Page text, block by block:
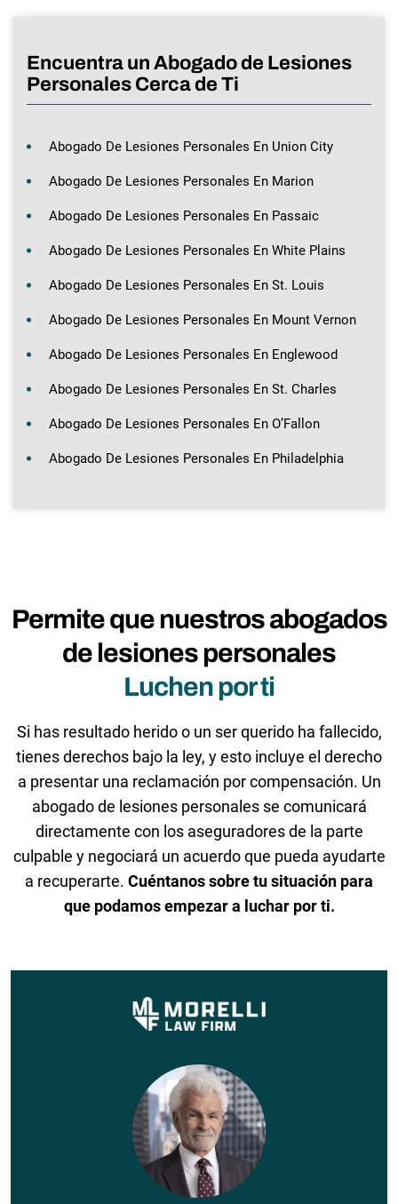
Encuentra un Abogado de Lesiones
Personales Cerca de Ti
Abogado De Lesiones Personales En Union City
Abogado De Lesiones Personales En Marion
Abogado De Lesiones Personales En Passaic
Abogado De Lesiones Personales En White Plains
Abogado De Lesiones Personales En St. Louis
Abogado De Lesiones Personales En Mount Vernon
Abogado De Lesiones Personales En Englewood
Abogado De Lesiones Personales En St. Charles
Abogado De Lesiones Personales En O’Fallon
Abogado De Lesiones Personales En Philadelphia
Permite que nuestros abogados
de lesiones personales
Luchen por ti
Si has resultado herido o un ser querido ha fallecido,
tienes derechos bajo la ley, y esto incluye el derecho
a presentar una reclamación por compensación. Un
abogado de lesiones personales se comunicará
directamente con los aseguradores de la parte
culpable y negociará un acuerdo que pueda ayudarte
a recuperarte. Cuéntanos sobre tu situación para
que podamos empezar a luchar por ti.